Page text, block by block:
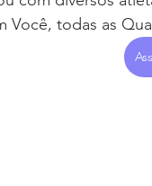
Você, todas as